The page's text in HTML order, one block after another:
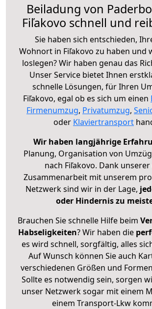
Beiladung von
Fiľakovo schnell und
Sie haben sich entschieden,
Wohnort in Fiľakovo zu haben und
loslegen? Wir haben genau das
Unser Service bietet Ihnen
schnelle Lösungen, für Ihren
Fiľakovo, egal ob es sich um einen
Firmenumzug, Privatumzug,
oder Klaviertransport
Wir haben langjährige
Planung, Organisation von
nach Fiľakovo. Dank
Zusammenarbeit mit unserem
Netzwerk sind wir in der Lage,
oder Hindernis zu
Brauchen Sie schnelle Hilfe beim
Habseligkeiten? Wir haben die
es wird schnell, sorgfältig, alles
Auf Wunsch können Sie auch
verschiedenen Größen und
Sollte es notwendig sein, sorgen
unser Netzwerk sogar mit einem
einem Transport-Lkw